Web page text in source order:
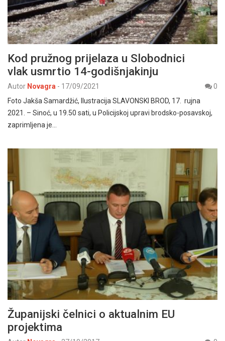
Kod pružnog prijelaza u Slobodnici
vlak usmrtio 14-godišnjakinju
Autor Novagra - 17/09/2021
0
Foto Jakša Samardžić, Ilustracija SLAVONSKI BROD, 17. rujna
2021. – Sinoć, u 19.50 sati, u Policijskoj upravi brodsko-posavskoj,
zaprimljena je…
Županijski čelnici o aktualnim EU
projektima